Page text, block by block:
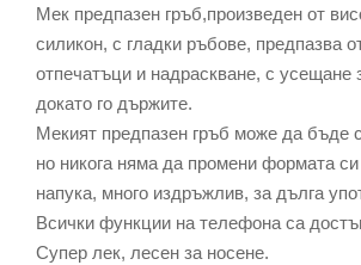
Мек предпазен гръб,произведен от
силикон, с гладки ръбове, предпазва
отпечатъци и надраскване, с усещане
докато го държите.
Мекият предпазен гръб може да бъде
но никога няма да промени формата
напука, много издръжлив, за дълга
Всички функции на телефона са
Супер лек, лесен за носене.